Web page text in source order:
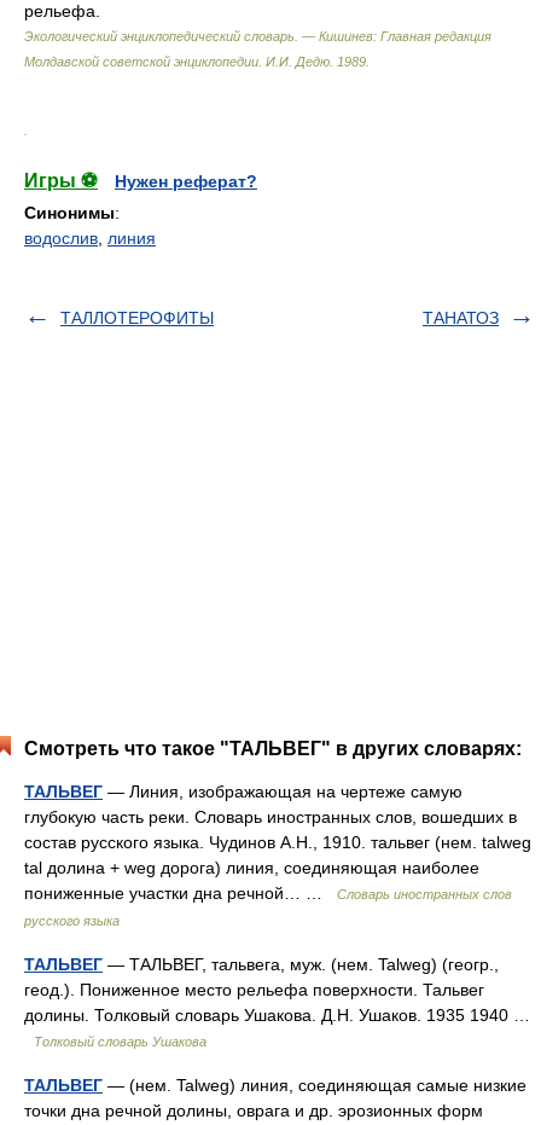
рельефа.
Экологический энциклопедический словарь. — Кишинев: Главная редакция
Молдавской советской энциклопедии И.И. Дедю 1989
Игры ⚽
Нужен реферат?
Синонимы:
водослив линия
ТАЛЛОТЕРОФИТЫ ТАНАТОЗ
Смотреть что такое "ТАЛЬВЕГ" в других словарях:
ТАЛЬВЕГ — Линия, изображающая на чертеже самую
глубокую часть реки. Словарь иностранных слов, вошедших в
состав русского языка. Чудинов А.Н., 1910. тальвег (нем. talweg
tal долина + weg дорога) линия, соединяющая наиболее
пониженные участки дна речной… …
Словарь иностранных слов
русского языка
ТАЛЬВЕГ — ТАЛЬВЕГ, тальвега, муж. (нем. Talweg) (геогр.,
геод.). Пониженное место рельефа поверхности. Тальвег
долины. Толковый словарь Ушакова. Д.Н. Ушаков. 1935 1940 …
Толковый словарь Ушакова
ТАЛЬВЕГ — (нем. Talweg) линия, соединяющая самые низкие
точки дна речной долины, оврага и др. эрозионных форм